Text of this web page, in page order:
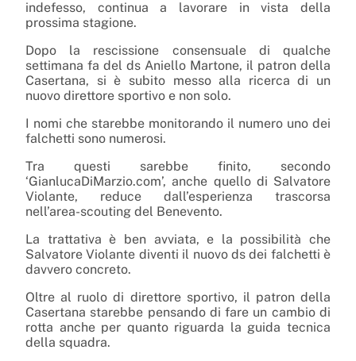
indefesso, continua a lavorare in vista della
prossima stagione.
Dopo la rescissione consensuale di qualche
settimana fa del ds Aniello Martone, il patron della
Casertana, si è subito messo alla ricerca di un
nuovo direttore sportivo e non solo.
I nomi che starebbe monitorando il numero uno dei
falchetti sono numerosi.
Tra questi sarebbe finito, secondo
‘GianlucaDiMarzio.com’, anche quello di Salvatore
Violante, reduce dall’esperienza trascorsa
nell’area-scouting del Benevento.
La trattativa è ben avviata, e la possibilità che
Salvatore Violante diventi il nuovo ds dei falchetti è
davvero concreto.
Oltre al ruolo di direttore sportivo, il patron della
Casertana starebbe pensando di fare un cambio di
rotta anche per quanto riguarda la guida tecnica
della squadra.